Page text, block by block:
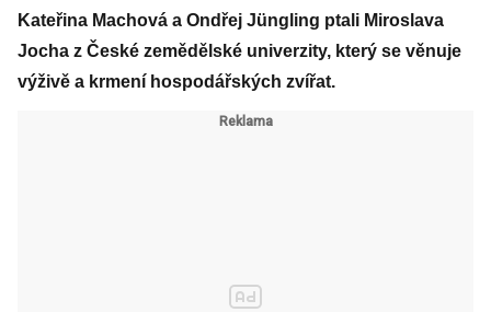
Kateřina Machová a Ondřej Jüngling ptali Miroslava
Jocha z České zemědělské univerzity, který se věnuje
výživě a krmení hospodářských zvířat.